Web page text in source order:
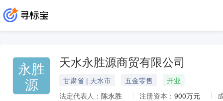
永胜
源
天水永胜源商贸有限公司
甘肃省 | 天水市 五金零售
开业
法定代表人： 陈永胜 注册资本： 900万元